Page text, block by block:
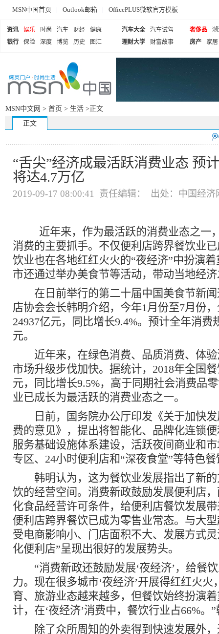
MSN中国首页 | Outlook邮箱 | OfficePLUS微软官方模板
资讯 娱乐 时尚 汽车 财经
健康
银行
保险 深度 博览 历史 图汇
汽车大全
汽车试驾
理财大学
财富故事
奢侈品
房产
家居
MSN中文网 > 首页 > 生活 >正文
正文
“舌尖”经济成最活跃消费业态 预
将达4.7万亿
2019-09-17 08:00:41 责任编辑： 出处：中国经
近年来，作为最活跃的消费业态之一
消费的主要抓手。不仅便利店跨界餐饮业
饮业也在各地红红火火的“夜经济”中扮演
市还通过举办美食节等活动，带动当地经
在日前举行的第二十届中国美食节新闻
店协会会长韩明介绍，今年1月份至7月份
24937亿元，同比增长9.4%。预计全年消费
元。
近年来，在绿色消费、品质消费、体验
市场升级步伐加快。据统计，2018年全国
元，同比增长9.5%，高于同期社会消费品
业已成长为最活跃的消费业态之一。
日前，国务院办公厅印发《关于加快发
费的意见》，提出将智能化、品牌化连锁
服务基础设施体系建设，活跃夜间商业和
专区、24小时便利店和“深夜食堂”等特色
韩明认为，这为餐饮业发展指出了新的
饮的经营空间。消费新政鼓励发展便利店
化食品经营许可条件，给便利店餐饮发展
便利店跨界餐饮已成为零售业常态。与大
受电商影响小、门店面积不大、发展方式
化便利店”呈现出很好的发展势头。
“消费新政还鼓励发展‘夜经济’，给餐
力。现在很多城市‘夜经济’开展得红红火火
育、旅游业态越来越多，但餐饮始终扮演
计，在‘夜经济’消费中，餐饮行业占66%。
除了众所周知的外卖得到快速发展外，